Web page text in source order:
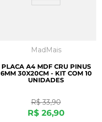
MadMais
PLACA A4 MDF CRU PINUS
6MM 30X20CM - KIT COM 10
UNIDADES
R$ 33,90
R$ 26,90